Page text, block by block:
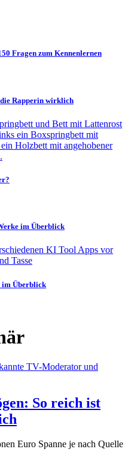
Fragen zum Kennenlernen
Rapperin wirklich
im Überblick
im Überblick
So reich ist
Euro Spanne je nach Quelle